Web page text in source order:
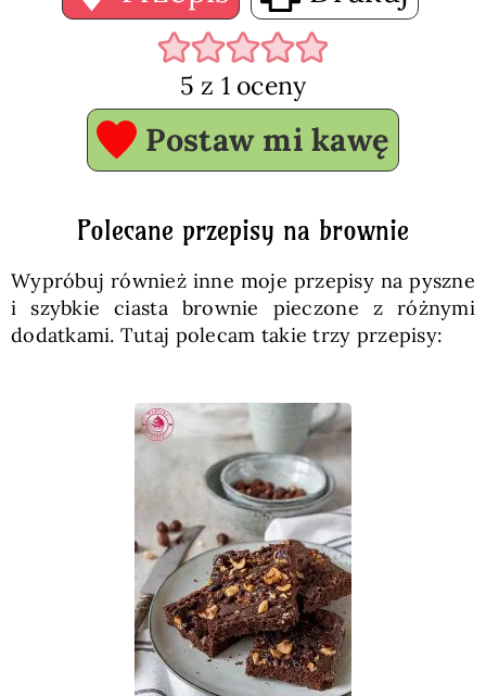
5 z 1 oceny
Postaw mi kawę
Polecane przepisy na brownie
Wypróbuj również inne moje przepisy na pyszne
i szybkie ciasta brownie pieczone z różnymi
dodatkami. Tutaj polecam takie trzy przepisy: